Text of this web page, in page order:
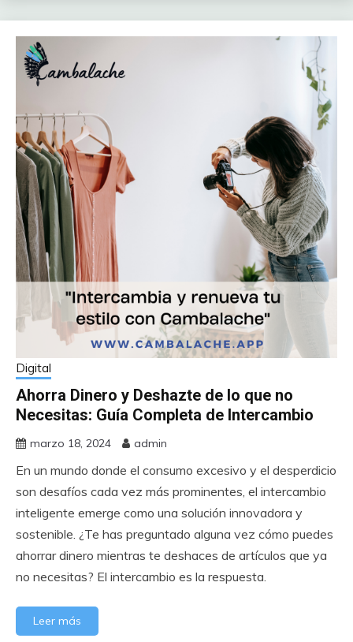
Digital
Ahorra Dinero y Deshazte de lo que no
Necesitas: Guía Completa de Intercambio
marzo 18, 2024 admin
En un mundo donde el consumo excesivo y el desperdicio
son desafíos cada vez más prominentes, el intercambio
inteligente emerge como una solución innovadora y
sostenible. ¿Te has preguntado alguna vez cómo puedes
ahorrar dinero mientras te deshaces de artículos que ya
no necesitas? El intercambio es la respuesta.
Leer más